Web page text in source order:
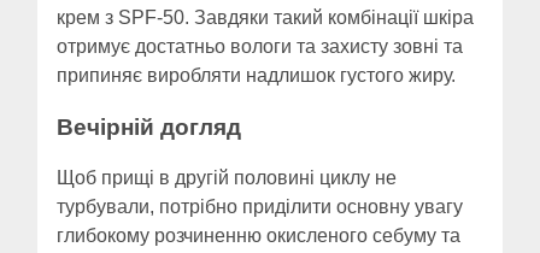
крем з SPF-50. Завдяки такий комбінації шкіра
отримує достатньо вологи та захисту зовні та
припиняє виробляти надлишок густого жиру.
Вечірній догляд
Щоб прищі в другій половині циклу не
турбували, потрібно приділити основну увагу
глибокому розчиненню окисленого себуму та